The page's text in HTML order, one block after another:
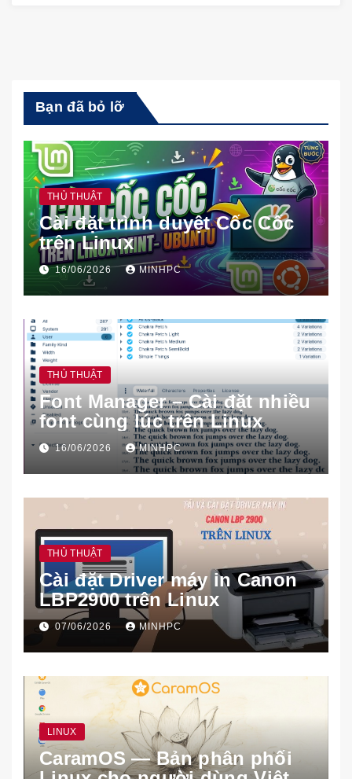
Bạn đã bỏ lỡ
THỦ THUẬT
Cài đặt trình duyệt Cốc Cốc
trên Linux
16/06/2026 MINHPC
THỦ THUẬT
Font Manager – Cài đặt nhiều
font cùng lúc trên Linux
16/06/2026 MINHPC
THỦ THUẬT
Cài đặt Driver máy in Canon
LBP2900 trên Linux
07/06/2026 MINHPC
LINUX
CaramOS — Bản phân phối